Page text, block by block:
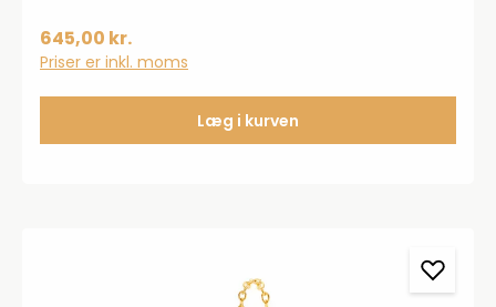
645,00 kr.
Priser er inkl. moms
Læg i kurven